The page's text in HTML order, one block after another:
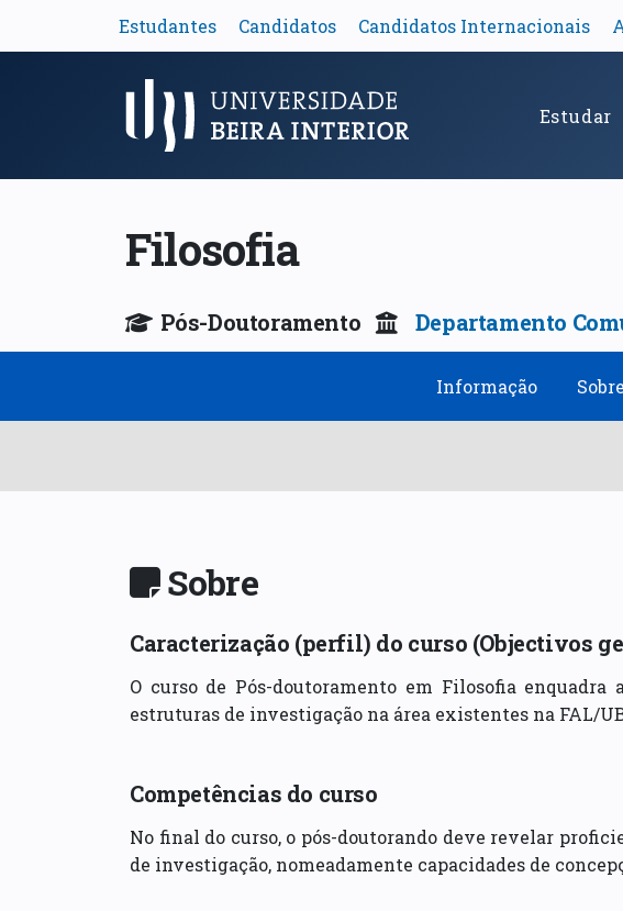
Estudantes Candidatos Candidatos Internacionais
Menu Principal Estudar
Filosofia
Pós-Doutoramento Departamento
Informação Sobre
Sobre
Caracterização (perfil) do curso (Objectivos
O curso de Pós-doutoramento em Filosofia
estruturas de investigação na área existentes na FAL/
Competências do curso
No final do curso, o pós-doutorando deve revelar
de investigação, nomeadamente capacidades de